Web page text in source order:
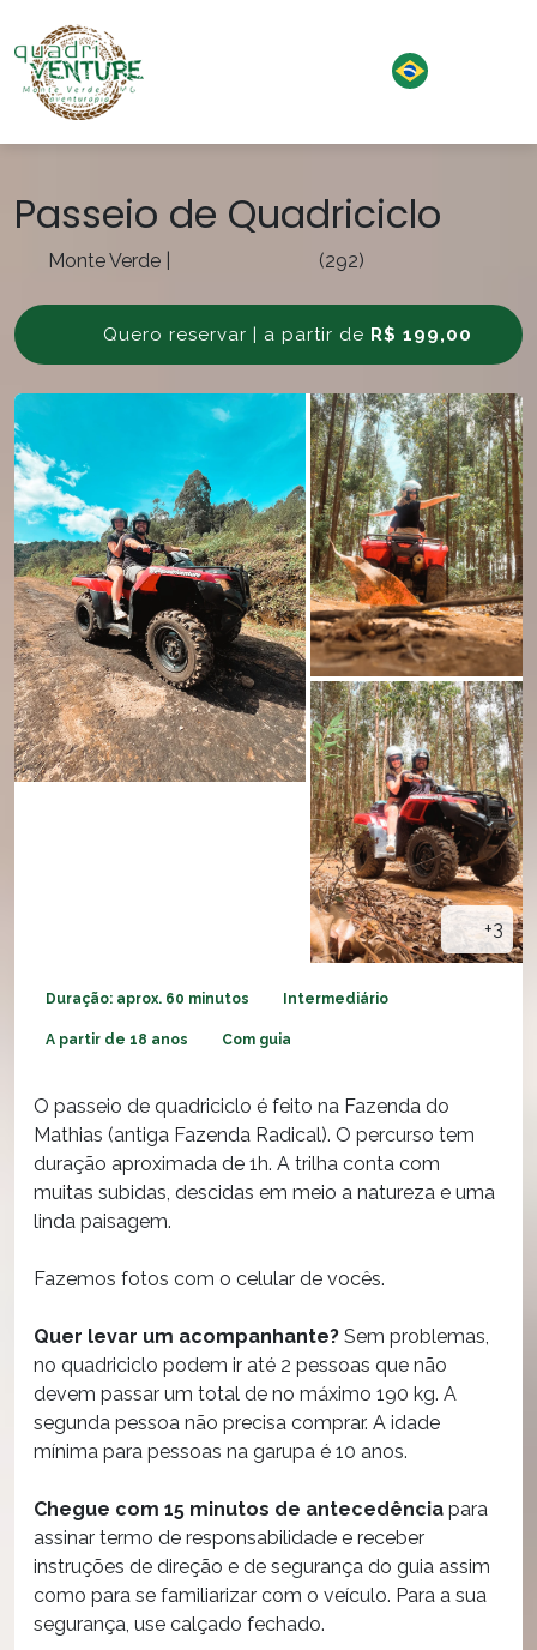
Passeio de Quadriciclo
Monte Verde (292)
Quero reservar | a partir de R$ 199,00
+3
Duração: aprox. 60 minutos Intermediário
A partir de 18 anos Com guia
O passeio de quadriciclo é feito na Fazenda do
Mathias (antiga Fazenda Radical). O percurso tem
duração aproximada de 1h. A trilha conta com
muitas subidas, descidas em meio a natureza e uma
linda paisagem.
Fazemos fotos com o celular de vocês.
Quer levar um acompanhante? Sem problemas,
no quadriciclo podem ir até 2 pessoas que não
devem passar um total de no máximo 190 kg. A
segunda pessoa não precisa comprar. A idade
mínima para pessoas na garupa é 10 anos.
Chegue com 15 minutos de antecedência para
assinar termo de responsabilidade e receber
instruções de direção e de segurança do guia assim
como para se familiarizar com o veículo. Para a sua
segurança, use calçado fechado.